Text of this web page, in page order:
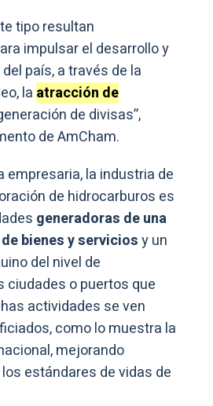
tipo resultan
impulsar el desarrollo y
país, a través de la
la atracción de
de divisas”,
de AmCham.
empresaria, la industria de
de hidrocarburos es
generadoras de una
bienes y serviciosy un
del nivel de
ciudades o puertos que
actividades se ven
como lo muestra la
mejorando
estándares de vidas de